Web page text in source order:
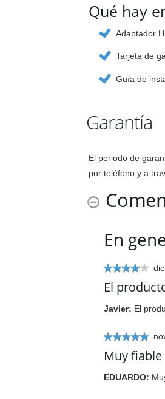
Qué hay
Adaptador
Tarjeta de
Guía de
Garantía
El periodo de
por teléfono y a
En
El
Javier: El
Muy
EDUARDO: